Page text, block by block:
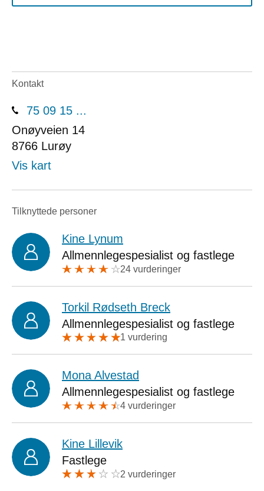
Kontakt
75 09 15 ...
Onøyveien 14
8766 Lurøy
Vis kart
Tilknyttede personer
Kine Lynum
Allmennlegespesialist og fastlege
24 vurderinger
Torkil Rødseth Breck
Allmennlegespesialist og fastlege
1 vurdering
Mona Alvestad
Allmennlegespesialist og fastlege
4 vurderinger
Kine Lillevik
Fastlege
2 vurderinger